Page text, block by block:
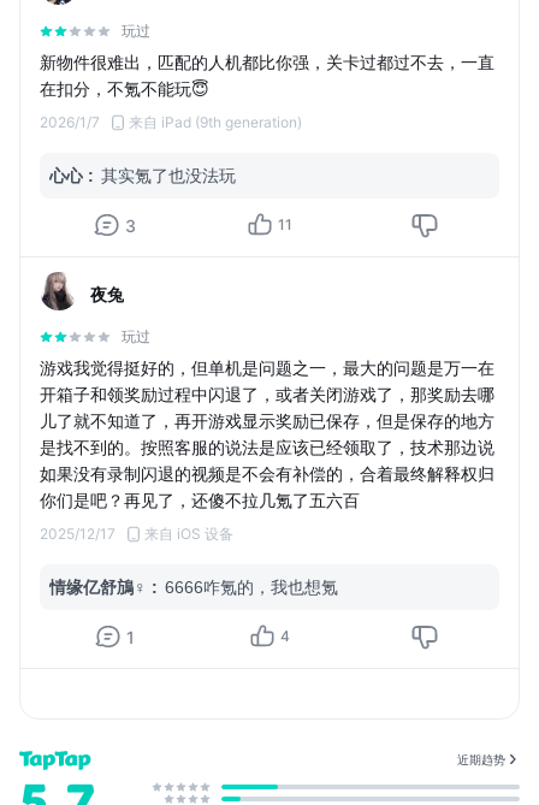
玩过
新物件很难出，匹配的人机都比你强，关卡过都过不去，一直
在扣分，不氪不能玩😇
2026/1/7 来自 iPad (9th generation)
心心 : 其实氪了也没法玩
3 11
夜兔
玩过
游戏我觉得挺好的，但单机是问题之一，最大的问题是万一在
开箱子和领奖励过程中闪退了，或者关闭游戏了，那奖励去哪
儿了就不知道了，再开游戏显示奖励已保存，但是保存的地方
是找不到的。按照客服的说法是应该已经领取了，技术那边说
如果没有录制闪退的视频是不会有补偿的，合着最终解释权归
你们是吧？再见了，还傻不拉几氪了五六百
2025/12/17 来自 iOS 设备
情缘亿舒鴋♀ : 6666咋氪的，我也想氪
1 4
近期趋势